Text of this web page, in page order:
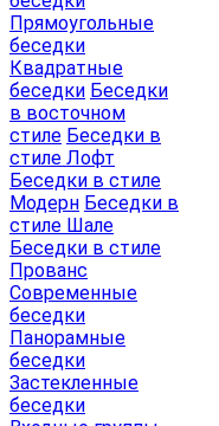
Прямоугольные
беседки
Квадратные
беседки Беседки
в восточном
стиле Беседки в
стиле Лофт
Беседки в стиле
Модерн Беседки в
стиле Шале
Беседки в стиле
Прованс
Современные
беседки
Панорамные
беседки
Застекленные
беседки